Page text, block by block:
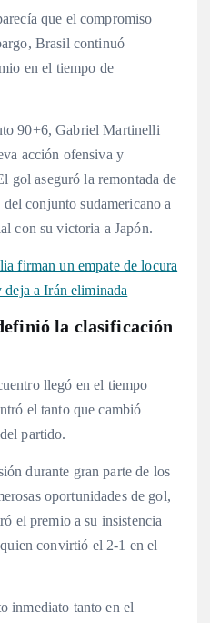
que el compromiso
Brasil continuó
en el tiempo de
90+6, Gabriel Martinelli
acción ofensiva y
gol aseguró la remontada de
conjunto sudamericano a
con su victoria a Japón.
firman un empate de locura
a Irán eliminada
la clasificación
llegó en el tiempo
el tanto que cambió
partido.
durante gran parte de los
oportunidades de gol,
el premio a su insistencia
convirtió el 2-1 en el
inmediato tanto en el